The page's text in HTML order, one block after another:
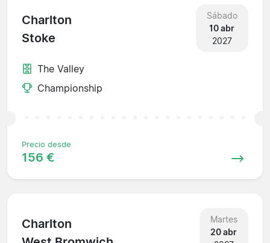
Charlton
Stoke
Sábado
10 abr
2027
The Valley
Championship
Precio desde
156 €
Charlton
Martes
20 abr